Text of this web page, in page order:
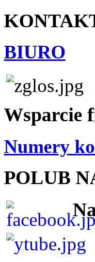
BIURO
Wsparcie
Numery
POLUB